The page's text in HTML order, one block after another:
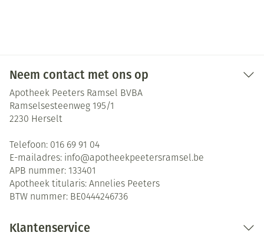
Neem contact met ons op
Apotheek Peeters Ramsel BVBA
Ramselsesteenweg 195/1
2230 Herselt
Telefoon: 016 69 91 04
E-mailadres: info@apotheekpeetersramsel.be
APB nummer: 133401
Apotheek titularis: Annelies Peeters
BTW nummer: BE0444246736
Klantenservice